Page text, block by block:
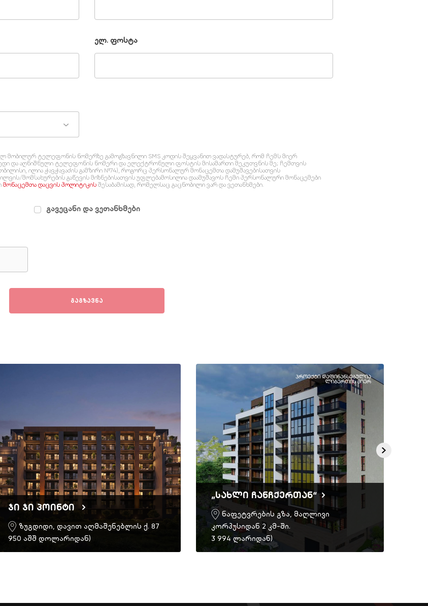
ელ. ფოსტა
მობილურ ტელეფონის ნომერზე გამოგზავნილი SMS კოდის შეყვანით ვადასტურებ, რომ ჩემს მიერ
და აღნიშნული ტელეფონის ნომერი და ელექტრონული ფოსტის მისამართი მეკუთვნის მე; ჩემთვის
ილია ჭავჭავაძის გამზირი №74), როგორც პერსონალურ მონაცემთა დამუშავებისათვის
მომსახურების გაწევის მიზნებისათვის უფლებამოსილია დაამუშავოს ჩემი პერსონალური მონაცემები
მონაცემთა დაცვის პოლიტიკის შესაბამისად, რომელსაც გაცნობილი ვარ და ვეთანხმები.
გავეცანი და ვეთანხმები
გაგზავნა
ჯი ჯი პოინტი
ზუგდიდი, დავით აღმაშენებლის ქ. 87
950 აშშ დოლარიდან)
„სახლი ჩანჩქერთან“
ნაფეტვრების გზა, მაღლივი
კორპუსიდან 2 კმ-ში.
3 994 ლარიდან)